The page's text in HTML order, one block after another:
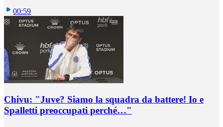
00:59
Chivu: "Juve? Siamo la squadra da battere! Io e
Spalletti preoccupati perché…"